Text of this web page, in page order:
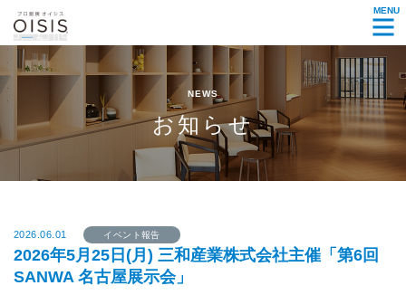
MENU
NEWS
お知らせ
2026.06.01 イベント報告
2026年5月25日(月) 三和産業株式会社主催「第6回
SANWA 名古屋展示会」